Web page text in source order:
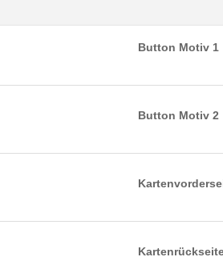
Button Motiv 1
Button Motiv 2